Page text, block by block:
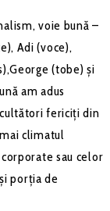
voie bună –
Adi (voce),
(tobe) și
am adus
fericiți din
climatul
sau celor
porția de